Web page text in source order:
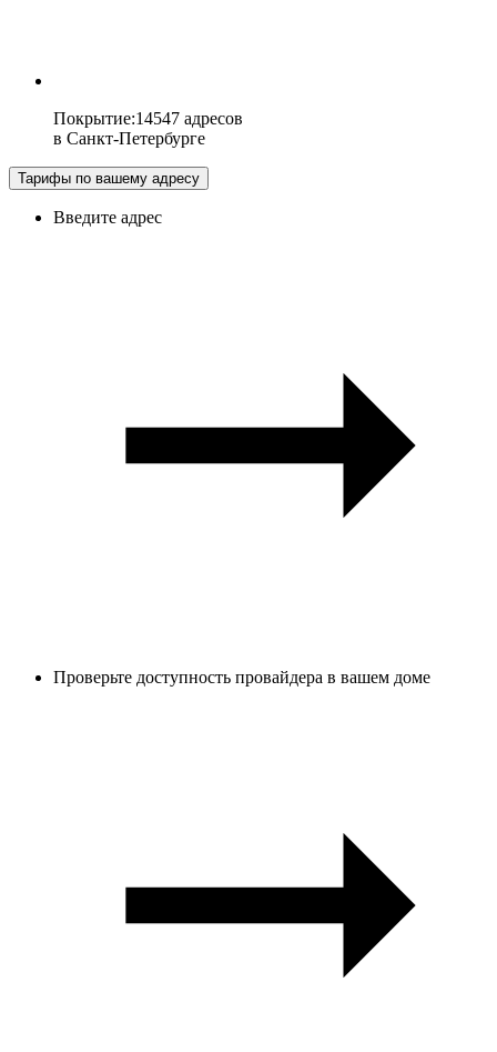
Покрытие:14547 адресов
в Санкт-Петербурге
Тарифы по вашему адресу
Введите адрес
Проверьте доступность провайдера в вашем доме